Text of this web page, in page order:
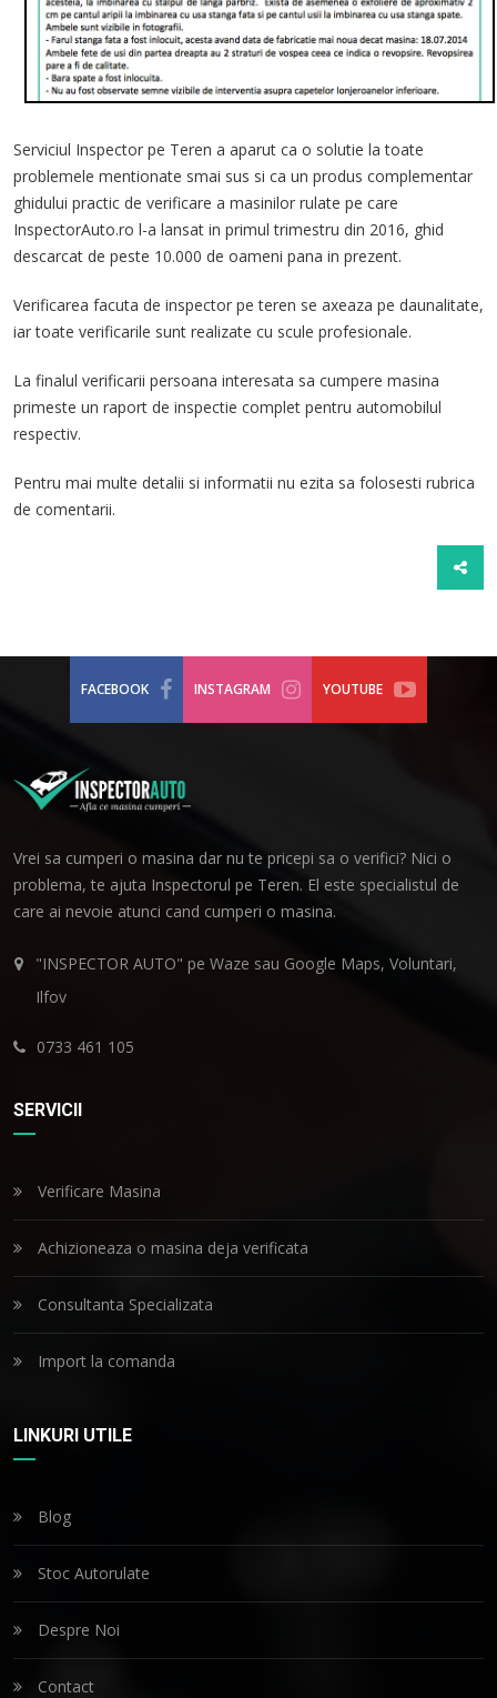
Serviciul Inspector pe Teren a aparut ca o solutie la toate
problemele mentionate smai sus si ca un produs complementar
ghidului practic de verificare a masinilor rulate pe care
InspectorAuto.ro l-a lansat in primul trimestru din 2016, ghid
descarcat de peste 10.000 de oameni pana in prezent.
Verificarea facuta de inspector pe teren se axeaza pe daunalitate,
iar toate verificarile sunt realizate cu scule profesionale.
La finalul verificarii persoana interesata sa cumpere masina
primeste un raport de inspectie complet pentru automobilul
respectiv.
Pentru mai multe detalii si informatii nu ezita sa folosesti rubrica
de comentarii.
FACEBOOK INSTAGRAM YOUTUBE
Vrei sa cumperi o masina dar nu te pricepi sa o verifici? Nici o
problema, te ajuta Inspectorul pe Teren. El este specialistul de
care ai nevoie atunci cand cumperi o masina.
"INSPECTOR AUTO" pe Waze sau Google Maps, Voluntari,
Ilfov
0733 461 105
SERVICII
Verificare Masina
Achizioneaza o masina deja verificata
Consultanta Specializata
Import la comanda
LINKURI UTILE
Blog
Stoc Autorulate
Despre Noi
Contact